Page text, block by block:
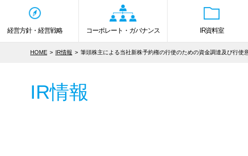
経営方針・経営戦略 コーポレート・ガバナンス IR資料室
HOME IR情報 筆頭株主による当社新株予約権の行使のための資金調達及び行使
IR情報